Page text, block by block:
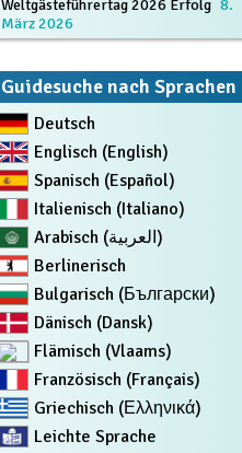
Weltgästeführertag 2026 Erfolg 8.
März 2026
Guidesuche nach Sprachen
Deutsch
Englisch (English)
Spanisch (Español)
Italienisch (Italiano)
Arabisch (العربية)
Berlinerisch
Bulgarisch (Български)
Dänisch (Dansk)
Flämisch (Vlaams)
Französisch (Français)
Griechisch (Ελληνικά)
Leichte Sprache